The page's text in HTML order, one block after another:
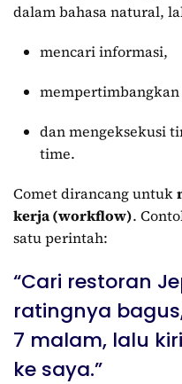
dalam bahasa natural,
mencari informasi,
mempertimbangkan
dan mengeksekusi
time.
Comet dirancang untuk
kerja (workflow).
satu perintah:
“Cari restoran
ratingnya
7 malam, lalu
ke saya.”